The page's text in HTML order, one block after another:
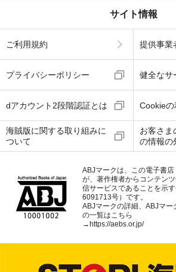
サイト情報
ご利用規約 提供事業
プライバシーポリシー 健全なサ
dアカウント2段階認証とは Cookieの
海賊版に関する取り組みに
ついて
お客さま
の情報の
ABJマークは、この電子書
が、著作権者からコンテン
信サービスであることを示
6091713号）です。
ABJマークの詳細、ABJマ
の一覧はこちら
→https://aebs.or.jp/